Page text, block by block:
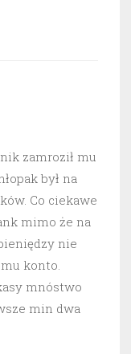
zamroził mu
był na
Co ciekawe
mimo że na
nie
mu konto.
mnóstwo
min dwa